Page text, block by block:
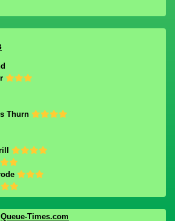
Thurn
Queue-Times.com